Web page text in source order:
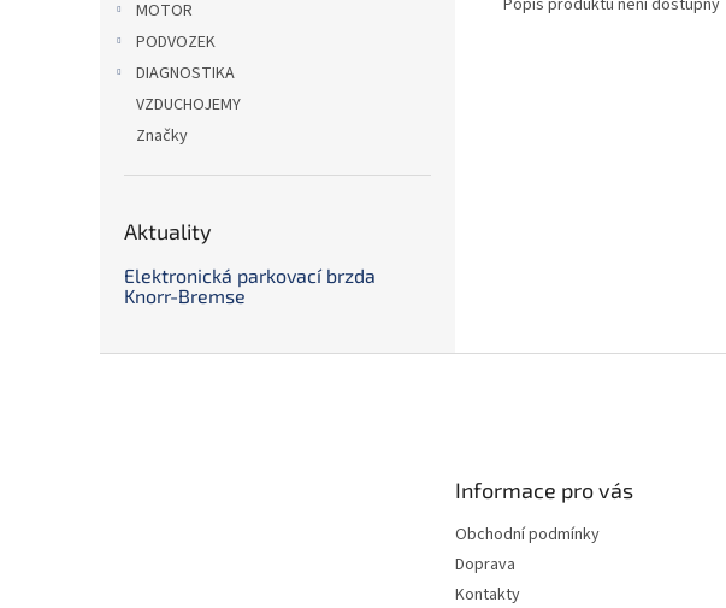
MOTOR
PODVOZEK
DIAGNOSTIKA
VZDUCHOJEMY
Značky
Aktuality
Elektronická parkovací brzda
Knorr-Bremse
Informace pro vás
Obchodní podmínky
Doprava
Kontakty